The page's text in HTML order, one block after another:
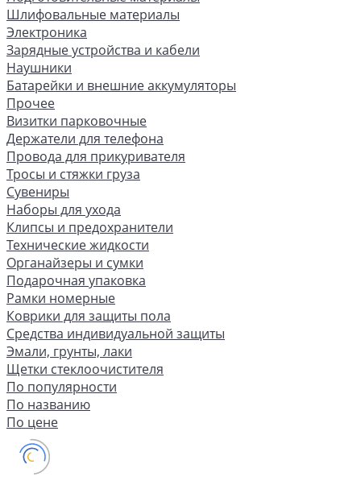
Шлифовальные материалы
Электроника
Зарядные устройства и кабели
Наушники
Батарейки и внешние аккумуляторы
Прочее
Визитки парковочные
Держатели для телефона
Провода для прикуривателя
Тросы и стяжки груза
Сувениры
Наборы для ухода
Клипсы и предохранители
Технические жидкости
Органайзеры и сумки
Подарочная упаковка
Рамки номерные
Коврики для защиты пола
Средства индивидуальной защиты
Эмали, грунты, лаки
Щетки стеклоочистителя
По популярности
По названию
По цене